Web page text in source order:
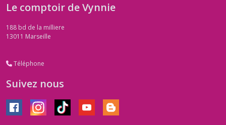
Le comptoir de Vynnie
188 bd de la milliere
13011 Marseille
Téléphone
Suivez nous